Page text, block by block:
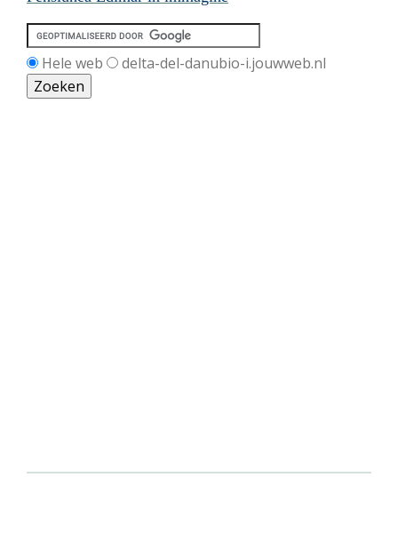
Hele web delta-del-danubio-i.jouwweb.nl